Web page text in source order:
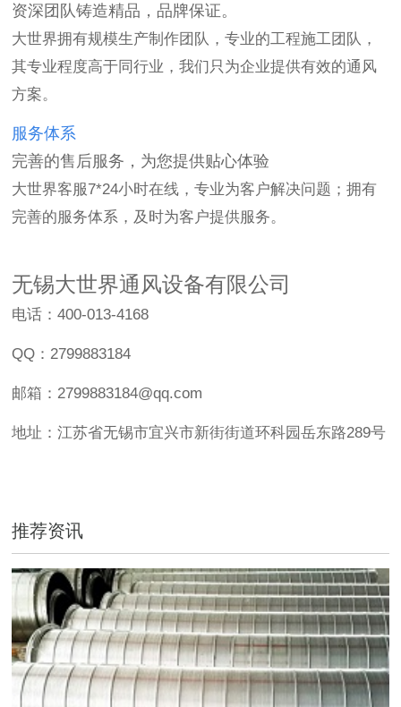
资深团队铸造精品，品牌保证。
大世界拥有规模生产制作团队，专业的工程施工团队，
其专业程度高于同行业，我们只为企业提供有效的通风
方案。
服务体系
完善的售后服务，为您提供贴心体验
大世界客服7*24小时在线，专业为客户解决问题；拥有
完善的服务体系，及时为客户提供服务。
无锡大世界通风设备有限公司
电话：400-013-4168
QQ：2799883184
邮箱：2799883184@qq.com
地址：江苏省无锡市宜兴市新街街道环科园岳东路289号
推荐资讯